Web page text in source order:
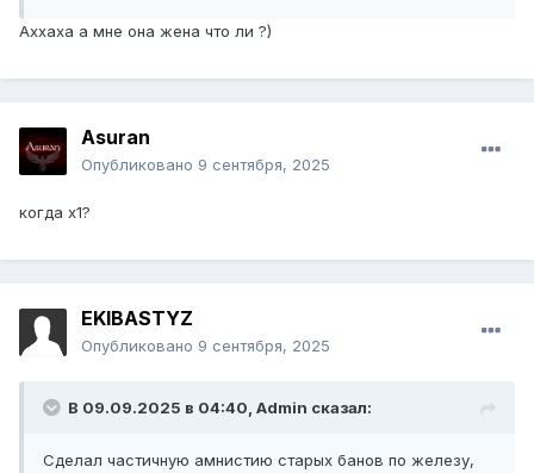
Аххаха а мне она жена что ли ?)
Asuran
Опубликовано 9 сентября, 2025
когда х1?
EKIBASTYZ
Опубликовано 9 сентября, 2025
В 09.09.2025 в 04:40, Admin сказал:
Сделал частичную амнистию старых банов по железу,